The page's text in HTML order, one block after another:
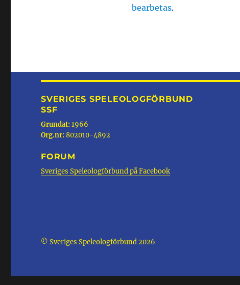
bearbetas.
SVERIGES SPELEOLOGFÖRBUND
SSF
Grundat:1966
Org.nr:802010-4892
FORUM
Sveriges Speleologförbund på Facebook
© Sveriges Speleologförbund 2026